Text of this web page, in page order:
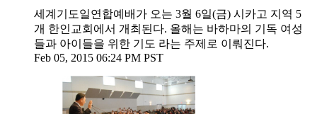
세계기도일연합예배가 오는 3월 6일(금) 시카고 지역 5
개 한인교회에서 개최된다. 올해는 바하마의 기독 여성
들과 아이들을 위한 기도 라는 주제로 이뤄진다.
Feb 05, 2015 06:24 PM PST